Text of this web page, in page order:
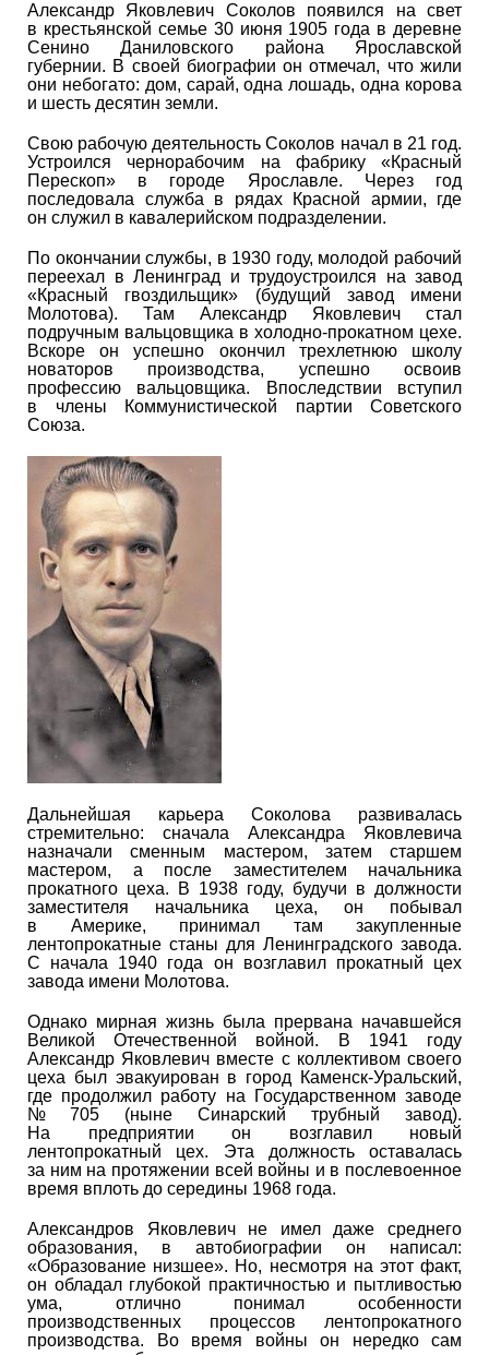
Александр Яковлевич Соколов появился на свет
в крестьянской семье 30 июня 1905 года в деревне
Сенино Даниловского района Ярославской
губернии. В своей биографии он отмечал, что жили
они небогато: дом, сарай, одна лошадь, одна корова
и шесть десятин земли.
Свою рабочую деятельность Соколов начал в 21 год.
Устроился чернорабочим на фабрику «Красный
Перескоп» в городе Ярославле. Через год
последовала служба в рядах Красной армии, где
он служил в кавалерийском подразделении.
По окончании службы, в 1930 году, молодой рабочий
переехал в Ленинград и трудоустроился на завод
«Красный гвоздильщик» (будущий завод имени
Молотова). Там Александр Яковлевич стал
подручным вальцовщика в холодно-прокатном цехе.
Вскоре он успешно окончил трехлетнюю школу
новаторов производства, успешно освоив
профессию вальцовщика. Впоследствии вступил
в члены Коммунистической партии Советского
Союза.
Дальнейшая карьера Соколова развивалась
стремительно: сначала Александра Яковлевича
назначали сменным мастером, затем старшем
мастером, а после заместителем начальника
прокатного цеха. В 1938 году, будучи в должности
заместителя начальника цеха, он побывал
в Америке, принимал там закупленные
лентопрокатные станы для Ленинградского завода.
С начала 1940 года он возглавил прокатный цех
завода имени Молотова.
Однако мирная жизнь была прервана начавшейся
Великой Отечественной войной. В 1941 году
Александр Яковлевич вместе с коллективом своего
цеха был эвакуирован в город Каменск-Уральский,
где продолжил работу на Государственном заводе
№ 705 (ныне Синарский трубный завод).
На предприятии он возглавил новый
лентопрокатный цех. Эта должность оставалась
за ним на протяжении всей войны и в послевоенное
время вплоть до середины 1968 года.
Александров Яковлевич не имел даже среднего
образования, в автобиографии он написал:
«Образование низшее». Но, несмотря на этот факт,
он обладал глубокой практичностью и пытливостью
ума, отлично понимал особенности
производственных процессов лентопрокатного
производства. Во время войны он нередко сам